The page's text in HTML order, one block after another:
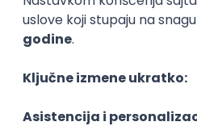
POSLOVI NA MAIL
KATEGORIJA
SENIORITET
NAČIN